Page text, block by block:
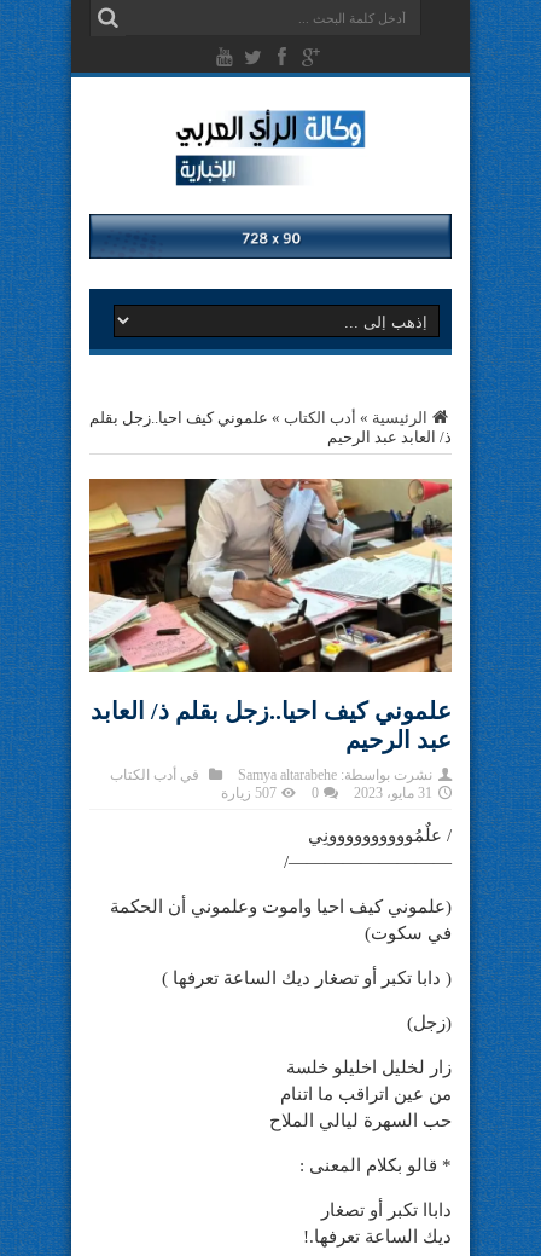
الرئيسية » أدب الكتاب » علموني كيف احيا..زجل بقلم
ذ/ العابد عبد الرحيم
علموني كيف احيا..زجل بقلم ذ/ العابد
عبد الرحيم
نشرت بواسطة: Samya altarabehe في أدب الكتاب
31 مايو، 2023
0 507 زيارة
/ علٌمُوووووووووونِي
—————————/
(علموني كيف احيا واموت وعلموني أن الحكمة
في سكوت)
( دابا تكبر أو تصغار ديك الساعة تعرفها )
(زجل)
زار لخليل اخليلو خلسة
من عين اتراقب ما اتنام
حب السهرة ليالي الملاح
* قالو بكلام المعنى :
داباا تكبر أو تصغار
ديك الساعة تعرفها.!